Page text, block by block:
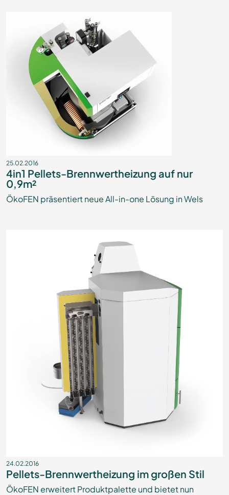
25.02.2016
4in1 Pellets-Brennwertheizung auf nur
0,9m²
ÖkoFEN präsentiert neue All-in-one Lösung in Wels
24.02.2016
Pellets-Brennwertheizung im großen Stil
ÖkoFEN erweitert Produktpalette und bietet nun